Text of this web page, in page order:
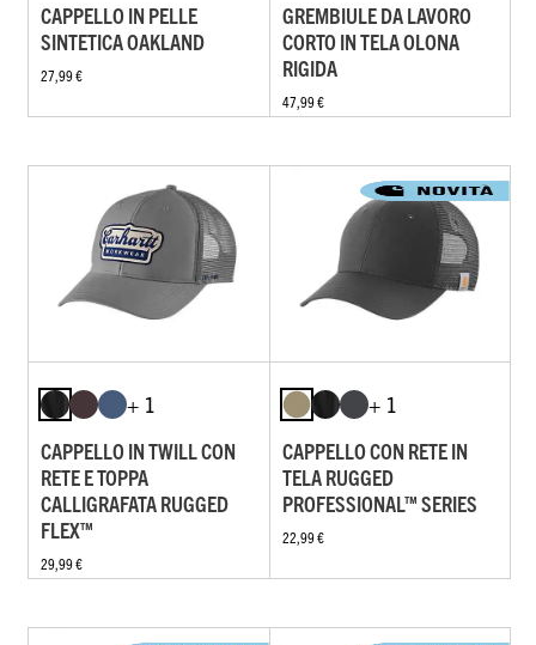
CAPPELLO IN PELLE
SINTETICA OAKLAND
27,99 €
GREMBIULE DA LAVORO
CORTO IN TELA OLONA
RIGIDA
47,99 €
+ 1
CAPPELLO IN TWILL CON
RETE E TOPPA
CALLIGRAFATA RUGGED
FLEX™
29,99 €
+ 1
CAPPELLO CON RETE IN
TELA RUGGED
PROFESSIONAL™ SERIES
22,99 €